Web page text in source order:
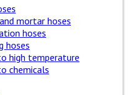
mortar hoses
hoses
hoses
high temperature
chemicals